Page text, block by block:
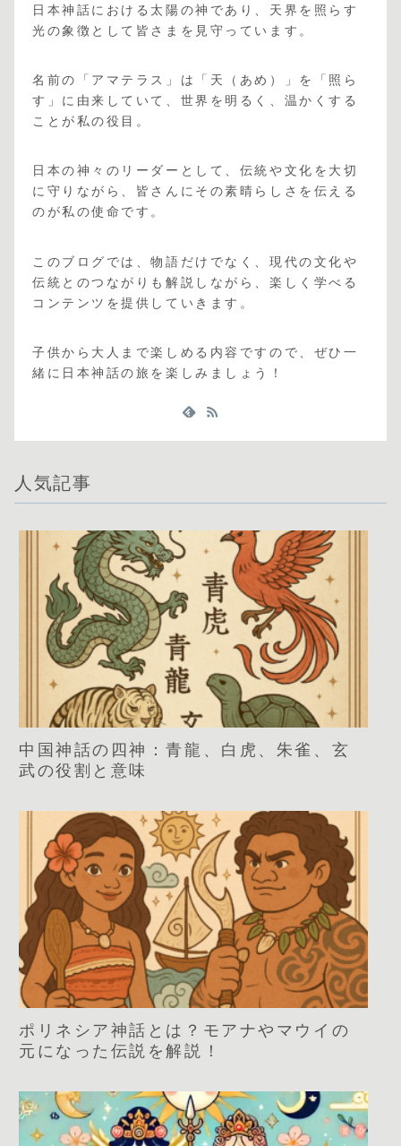
日本神話における太陽の神であり、天界を照らす
光の象徴として皆さまを見守っています。
名前の「アマテラス」は「天（あめ）」を「照ら
す」に由来していて、世界を明るく、温かくする
ことが私の役目。
日本の神々のリーダーとして、伝統や文化を大切
に守りながら、皆さんにその素晴らしさを伝える
のが私の使命です。
このブログでは、物語だけでなく、現代の文化や
伝統とのつながりも解説しながら、楽しく学べる
コンテンツを提供していきます。
子供から大人まで楽しめる内容ですので、ぜひ一
緒に日本神話の旅を楽しみましょう！
人気記事
中国神話の四神：青龍、白虎、朱雀、玄
武の役割と意味
ポリネシア神話とは？モアナやマウイの
元になった伝説を解説！